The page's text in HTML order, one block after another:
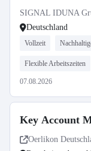
SIGNAL IDUNA
Deutschland
Vollzeit
Flexible Arbeitszeiten
07.08.2026
Key Account
Oerlikon